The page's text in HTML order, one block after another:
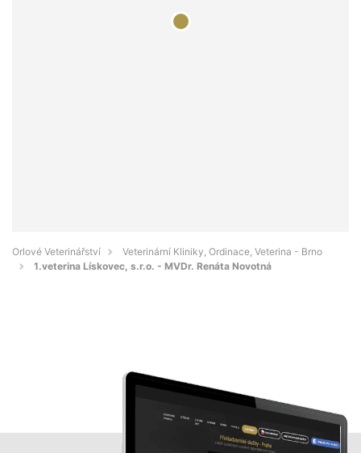
Orlové Veterinářství
Veterinární Kliniky, Ordinace, Veterina - Brno
1.veterina Lískovec, s.r.o. - MVDr. Renáta Novotná